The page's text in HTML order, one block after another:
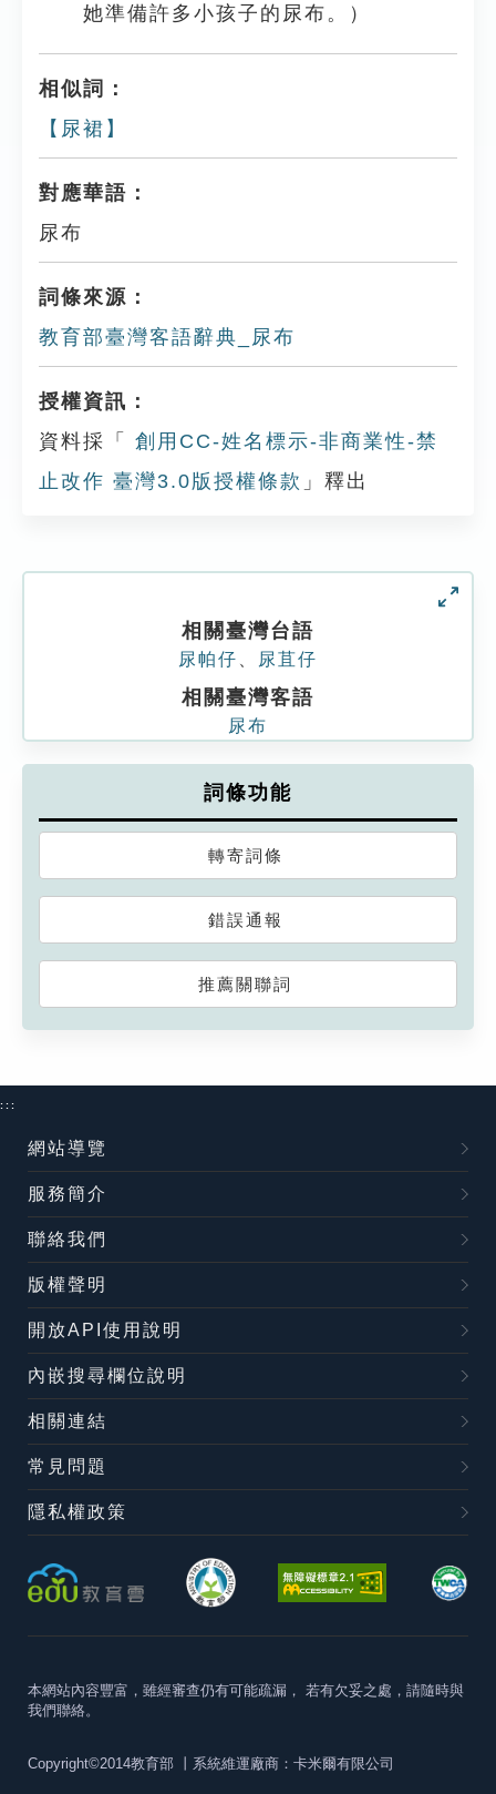
她準備許多小孩子的尿布。）
相似詞：
【尿裙】
對應華語：
尿布
詞條來源：
教育部臺灣客語辭典_尿布
授權資訊：
資料採「
創用CC-姓名標示-非商業性-禁
止改作 臺灣3.0版授權條款 」釋出
相關臺灣台語
尿帕仔 尿苴仔
相關臺灣客語
尿布
詞條功能
轉寄詞條
錯誤通報
推薦關聯詞
:::
網站導覽
服務簡介
聯絡我們
版權聲明
開放API使用說明
內嵌搜尋欄位說明
相關連結
常見問題
隱私權政策
本網站內容豐富，雖經審查仍有可能疏漏， 若有欠妥之處，請隨時與
我們聯絡。
Copyright©2014教育部 丨系統維運廠商：卡米爾有限公司